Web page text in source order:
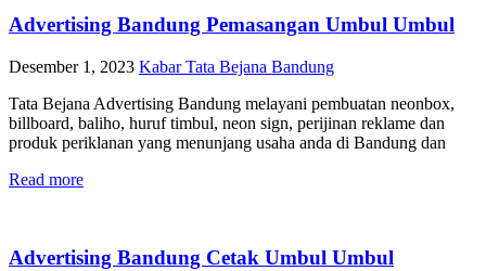
Advertising Bandung Pemasangan Umbul Umbul
Desember 1, 2023 Kabar Tata Bejana Bandung
Tata Bejana Advertising Bandung melayani pembuatan neonbox,
billboard, baliho, huruf timbul, neon sign, perijinan reklame dan
produk periklanan yang menunjang usaha anda di Bandung dan
Read more
Advertising Bandung Cetak Umbul Umbul